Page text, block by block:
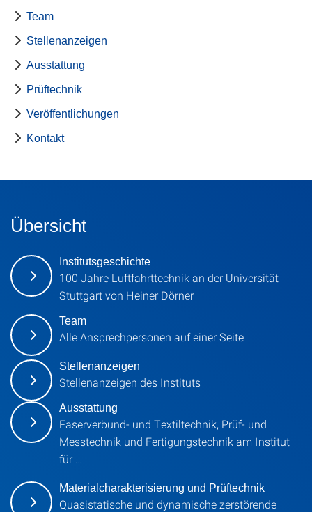
Team
Stellenanzeigen
Ausstattung
Prüftechnik
Veröffentlichungen
Kontakt
Übersicht
Institutsgeschichte
100 Jahre Luftfahrttechnik an der Universität
Stuttgart von Heiner Dörner
Team
Alle Ansprechpersonen auf einer Seite
Stellenanzeigen
Stellenanzeigen des Instituts
Ausstattung
Faserverbund- und Textiltechnik, Prüf- und
Messtechnik und Fertigungstechnik am Institut
für …
Materialcharakterisierung und Prüftechnik
Quasistatische und dynamische zerstörende